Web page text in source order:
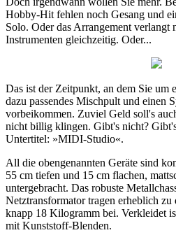
Hobby-Hit fehlen noch Gesang und
Solo. Oder das Arrangement verlangt
Instrumenten gleichzeitig. Oder...
Das ist der Zeitpunkt, an dem Sie um
dazu passendes Mischpult und einen
vorbeikommen. Zuviel Geld soll's
nicht billig klingen. Gibt's nicht?
Untertitel: »MIDI-Studio«.
All die obengenannten Geräte sind
55 cm tiefen und 15 cm flachen,
untergebracht. Das robuste
Netztransformator tragen erheblich
knapp 18 Kilogramm bei. Verkleidet
mit Kunststoff-Blenden.